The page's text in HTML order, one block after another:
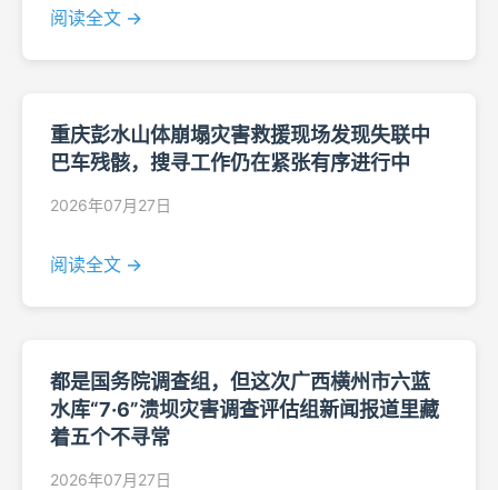
阅读全文 →
重庆彭水山体崩塌灾害救援现场发现失联中
巴车残骸，搜寻工作仍在紧张有序进行中
2026年07月27日
阅读全文 →
都是国务院调查组，但这次广西横州市六蓝
水库“7·6”溃坝灾害调查评估组新闻报道里藏
着五个不寻常
2026年07月27日